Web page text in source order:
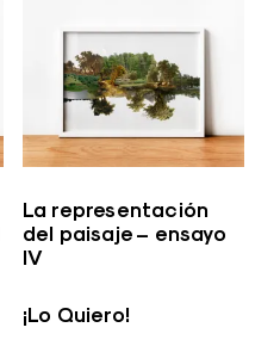
La representación
del paisaje – ensayo
IV
¡Lo Quiero!